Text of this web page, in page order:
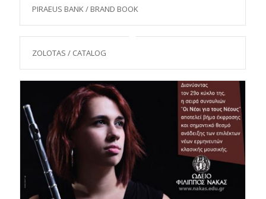
PIRAEUS BANK / BRAND BOOK
ZOLOTAS / CATALOG